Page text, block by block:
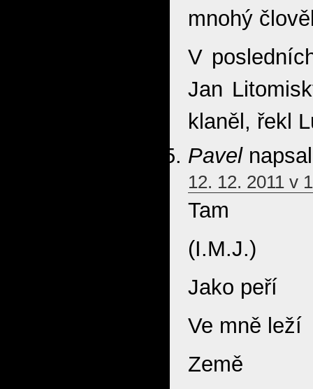
mnohý
V
Jan
klaněl, řekl
Pavel
12. 12. 2011 v
Tam
(I.M.J.)
Jako peří
Ve mně leží
Země